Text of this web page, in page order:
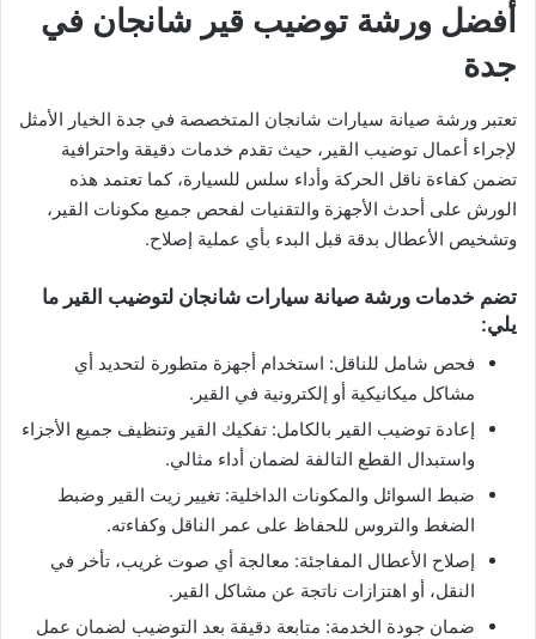
أفضل ورشة توضيب قير شانجان في
جدة
تعتبر ورشة صيانة سيارات شانجان المتخصصة في جدة الخيار الأمثل
لإجراء أعمال توضيب القير، حيث تقدم خدمات دقيقة واحترافية
تضمن كفاءة ناقل الحركة وأداء سلس للسيارة، كما تعتمد هذه
الورش على أحدث الأجهزة والتقنيات لفحص جميع مكونات القير،
وتشخيص الأعطال بدقة قبل البدء بأي عملية إصلاح.
تضم خدمات ورشة صيانة سيارات شانجان لتوضيب القير ما
يلي:
فحص شامل للناقل: استخدام أجهزة متطورة لتحديد أي
مشاكل ميكانيكية أو إلكترونية في القير.
إعادة توضيب القير بالكامل: تفكيك القير وتنظيف جميع الأجزاء
واستبدال القطع التالفة لضمان أداء مثالي.
ضبط السوائل والمكونات الداخلية: تغيير زيت القير وضبط
الضغط والتروس للحفاظ على عمر الناقل وكفاءته.
إصلاح الأعطال المفاجئة: معالجة أي صوت غريب، تأخر في
النقل، أو اهتزازات ناتجة عن مشاكل القير.
ضمان جودة الخدمة: متابعة دقيقة بعد التوضيب لضمان عمل